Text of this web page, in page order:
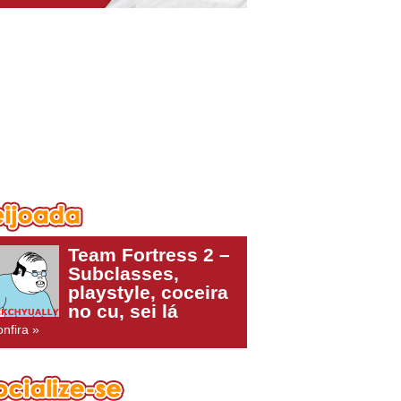
Team Fortress 2 –
Subclasses,
playstyle, coceira
no cu, sei lá
»